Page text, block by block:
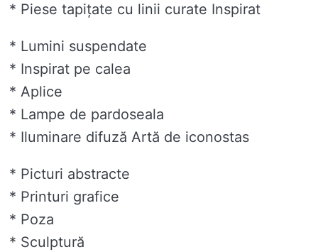
* Piese tapițate cu linii curate Inspirat
* Lumini suspendate
* Inspirat pe calea
* Aplice
* Lampe de pardoseala
* Iluminare difuză Artă de iconostas
* Picturi abstracte
* Printuri grafice
* Poza
* Sculptură